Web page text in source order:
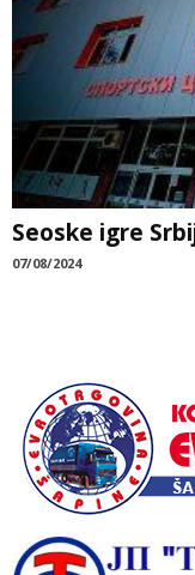
Seoske igre
07/08/2024